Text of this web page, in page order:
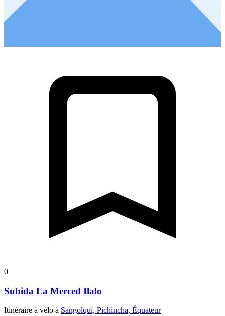
0
Subida La Merced Ilalo
Itinéraire à vélo à Sangolquí, Pichincha, Équateur